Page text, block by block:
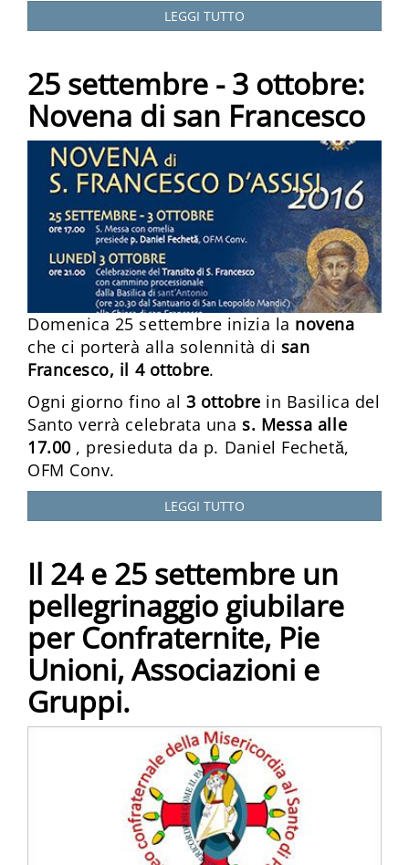
LEGGI TUTTO
25 settembre - 3 ottobre:
Novena di san Francesco
Domenica 25 settembre inizia la novena
che ci porterà alla solennità di san
Francesco, il 4 ottobre.
Ogni giorno fino al 3 ottobre in Basilica del
Santo verrà celebrata unas. Messa alle
17.00, presieduta da p. Daniel Fechetă,
OFM Conv.
LEGGI TUTTO
Il 24 e 25 settembre un
pellegrinaggio giubilare
per Confraternite, Pie
Unioni, Associazioni e
Gruppi.